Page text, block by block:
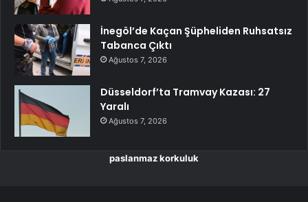
İnegöl’de Kaçan Şüpheliden Ruhsatsız
Tabanca Çıktı
Ağustos 7, 2026
Düsseldorf’ta Tramvay Kazası: 27
Yaralı
Ağustos 7, 2026
paslanmaz korkuluk